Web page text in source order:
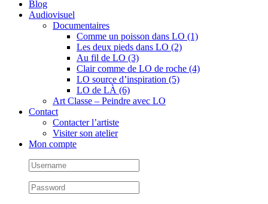
Blog
Audiovisuel
Documentaires
Comme un poisson dans LO (1)
Les deux pieds dans LO (2)
Au fil de LO (3)
Clair comme de LO de roche (4)
LO source d’inspiration (5)
LO de LÀ (6)
Art Classe – Peindre avec LO
Contact
Contacter l’artiste
Visiter son atelier
Mon compte